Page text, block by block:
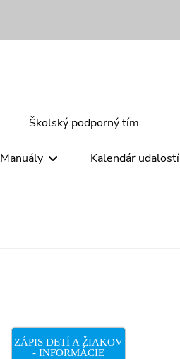
Školský podporný tím
Manuály Kalendár udalostí
ZÁPIS DETÍ A ŽIAKOV
- INFORMÁCIE